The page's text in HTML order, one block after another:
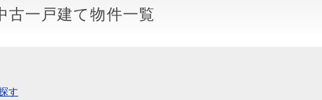
古一戸建てを探す
古一戸建て物件一覧
す